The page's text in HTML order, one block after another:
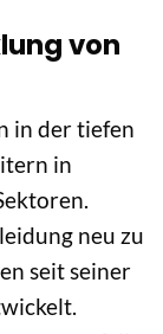
von
in der tiefen
in
neu zu
seit seiner